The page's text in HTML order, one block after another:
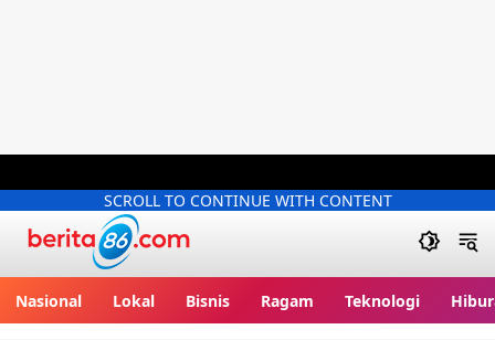
SCROLL TO CONTINUE WITH CONTENT
Nasional Lokal Bisnis Ragam Teknologi